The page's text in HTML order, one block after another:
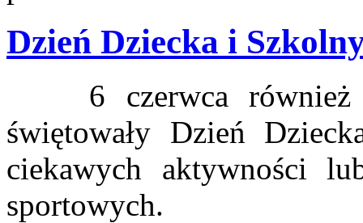
Dzień Dziecka i
6 czerwca również
świętowały Dzień
ciekawych aktywności
sportowych.